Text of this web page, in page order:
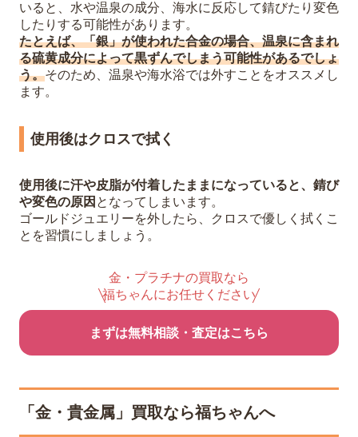
いると、水や温泉の成分、海水に反応して錆びたり変色
したりする可能性があります。
たとえば、「銀」が使われた合金の場合、温泉に含まれ
る硫黄成分によって黒ずんでしまう可能性があるでしょ
う。そのため、温泉や海水浴では外すことをオススメし
ます。
使用後はクロスで拭く
使用後に汗や皮脂が付着したままになっていると、錆び
や変色の原因 となってしまいます。
ゴールドジュエリーを外したら、クロスで優しく拭くこ
とを習慣にしましょう。
金・プラチナの買取なら
福ちゃんにお任せください
まずは無料相談・査定はこちら
「金・貴金属」買取なら福ちゃんへ